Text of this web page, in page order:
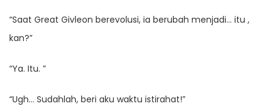
“Saat Great Givleon berevolusi, ia berubah menjadi… itu ,
kan?”
“Ya. Itu. ”
“Ugh… Sudahlah, beri aku waktu istirahat!”